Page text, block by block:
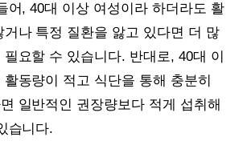
어, 40대 이상 여성이라 하더라도 활
거나 특정 질환을 앓고 있다면 더 많
요할 수 있습니다. 반대로, 40대 이
동량이 적고 식단을 통해 충분히
일반적인 권장량보다 적게 섭취해
습니다.